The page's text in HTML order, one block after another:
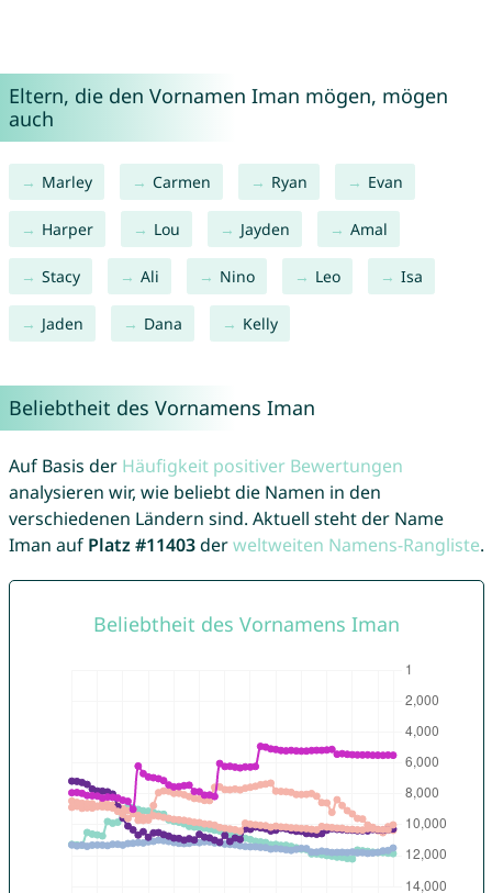
Eltern, die den Vornamen Iman mögen, mögen
auch
Marley Carmen Ryan Evan
Harper Lou Jayden Amal
Stacy Ali Nino Leo Isa
Jaden Dana Kelly
Beliebtheit des Vornamens Iman
Auf Basis der Häufigkeit positiver Bewertungen
analysieren wir, wie beliebt die Namen in den
verschiedenen Ländern sind. Aktuell steht der Name
Iman auf Platz #11403derweltweiten Namens-Rangliste.